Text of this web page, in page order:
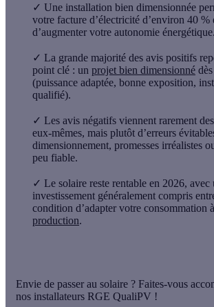
✓ Une installation bien dimensionnée
votre facture d’électricité d’environ 40 %
d’augmenter votre autonomie énergétique.
✓ La grande majorité des avis positifs
point clé : un projet bien dimensionné
(puissance adaptée, bonne exposition,
qualifié).
✓ Les avis négatifs viennent rarement
eux-mêmes, mais plutôt d’erreurs
dimensionnement, promesses irréalistes
peu fiable.
✓ Le solaire reste rentable en 2026, avec
investissement généralement compris
condition d’adapter votre consommation
production.
Envie de passer au solaire ? Faites-vous
nos installateurs RGE QualiPV !